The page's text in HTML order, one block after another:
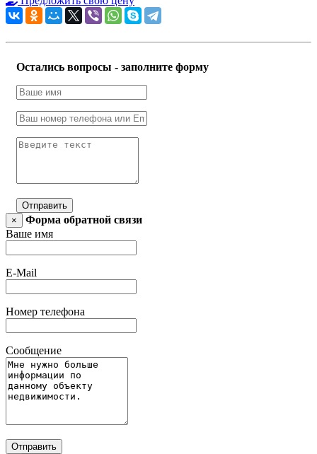
Остались вопросы - заполните форму
Отправить
×
Форма обратной связи
Ваше имя
E-Mail
Номер телефона
Сообщение
Отправить